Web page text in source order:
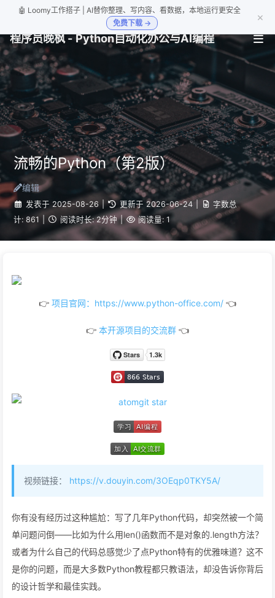
🤖 Loomy工作搭子 | AI替你整理、写内容、看数据，本地运行更安全
免费下载 →
×
程序员晚枫 - Python自动化办公与AI编程
流畅的Python（第2版）
编辑
发表于 2025-08-26 | 更新于 2026-06-24
字数总
计: 861 阅读时长: 2分钟 | 阅读量: 1
👉 项目官网：https://www.python-office.com/ 👈
👉 本开源项目的交流群 👈
视频链接： https://v.douyin.com/3OEqp0TKY5A/
你有没有经历过这种尴尬：写了几年Python代码，却突然被一个简
单问题问倒——比如为什么用len()函数而不是对象的.length方法？
或者为什么自己的代码总感觉少了点Python特有的优雅味道？这不
是你的问题，而是大多数Python教程都只教语法，却没告诉你背后
的设计哲学和最佳实践。